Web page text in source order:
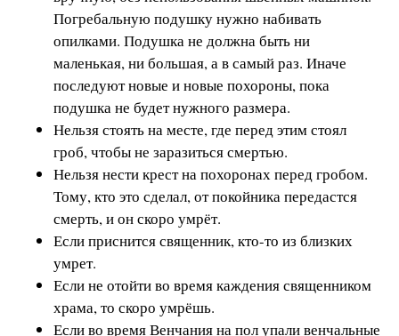
Погребальную подушку нужно набивать
опилками. Подушка не должна быть ни
маленькая, ни большая, а в самый раз. Иначе
последуют новые и новые похороны, пока
подушка не будет нужного размера.
Нельзя стоять на месте, где перед этим стоял
гроб, чтобы не заразиться смертью.
Нельзя нести крест на похоронах перед гробом.
Тому, кто это сделал, от покойника передастся
смерть, и он скоро умрёт.
Если приснится священник, кто-то из близких
умрет.
Если не отойти во время каждения священником
храма, то скоро умрёшь.
Если во время Венчания на пол упали венчальные